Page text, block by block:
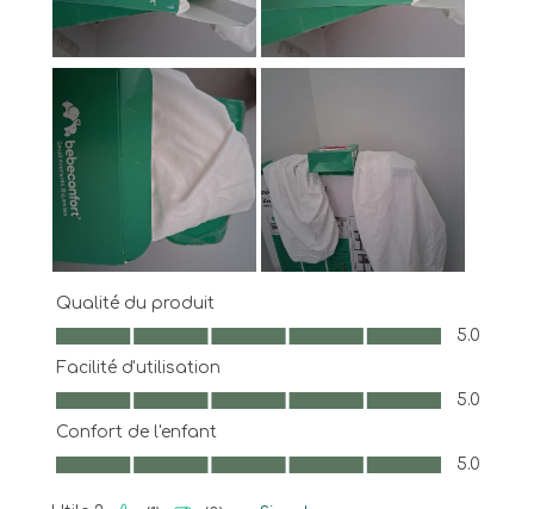
Qualité du produit
Qualité du produit, 5.0 sur 5
5.0
Facilité d'utilisation
Facilité d'utilisation, 5.0 sur 5
5.0
Confort de l'enfant
Confort de l'enfant, 5.0 sur 5
5.0